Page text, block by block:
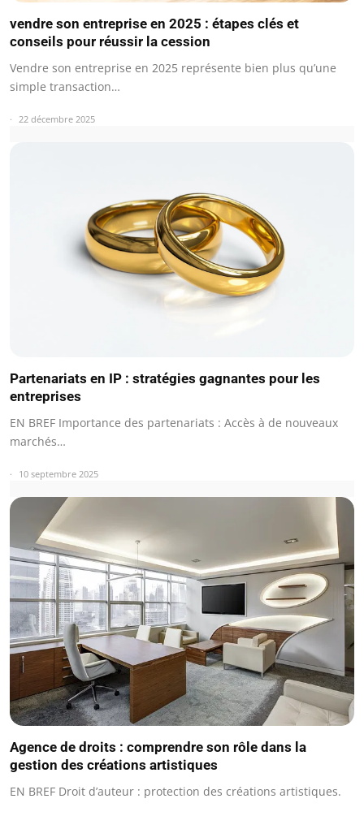
vendre son entreprise en 2025 : étapes clés et
conseils pour réussir la cession
Vendre son entreprise en 2025 représente bien plus qu’une
simple transaction…
22 décembre 2025
Partenariats en IP : stratégies gagnantes pour les
entreprises
EN BREF Importance des partenariats : Accès à de nouveaux
marchés…
10 septembre 2025
Agence de droits : comprendre son rôle dans la
gestion des créations artistiques
EN BREF Droit d’auteur : protection des créations artistiques.